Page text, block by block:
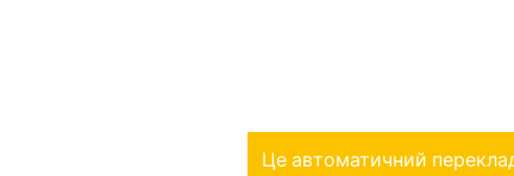
Це автоматичний